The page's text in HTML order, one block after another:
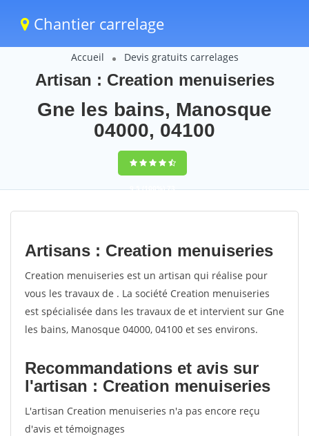
Chantier carrelage
Accueil Devis gratuits carrelages
Artisan : Creation menuiseries
Gne les bains, Manosque
04000, 04100
9,5(100%)73
votes
Artisans : Creation menuiseries
Creation menuiseries est un artisan qui réalise pour
vous les travaux de . La société Creation menuiseries
est spécialisée dans les travaux de et intervient sur Gne
les bains, Manosque 04000, 04100 et ses environs.
Recommandations et avis sur
l'artisan : Creation menuiseries
L'artisan Creation menuiseries n'a pas encore reçu
d'avis et témoignages